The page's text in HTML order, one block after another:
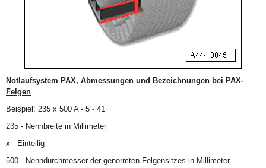
Notlaufsystem PAX, Abmessungen und Bezeichnungen bei PAX-
Felgen
Beispiel: 235 x 500 A - 5 - 41
235 - Nennbreite in Millimeter
x - Einteilig
500 - Nenndurchmesser der genormten Felgensitzes in Millimeter